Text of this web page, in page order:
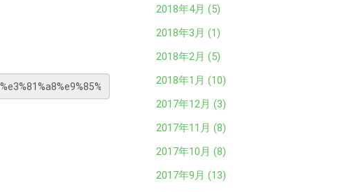
2018年4月 (5)
2018年3月 (1)
2018年2月 (5)
2018年1月 (10)
2017年12月 (3)
2017年11月 (8)
2017年10月 (8)
2017年9月 (13)